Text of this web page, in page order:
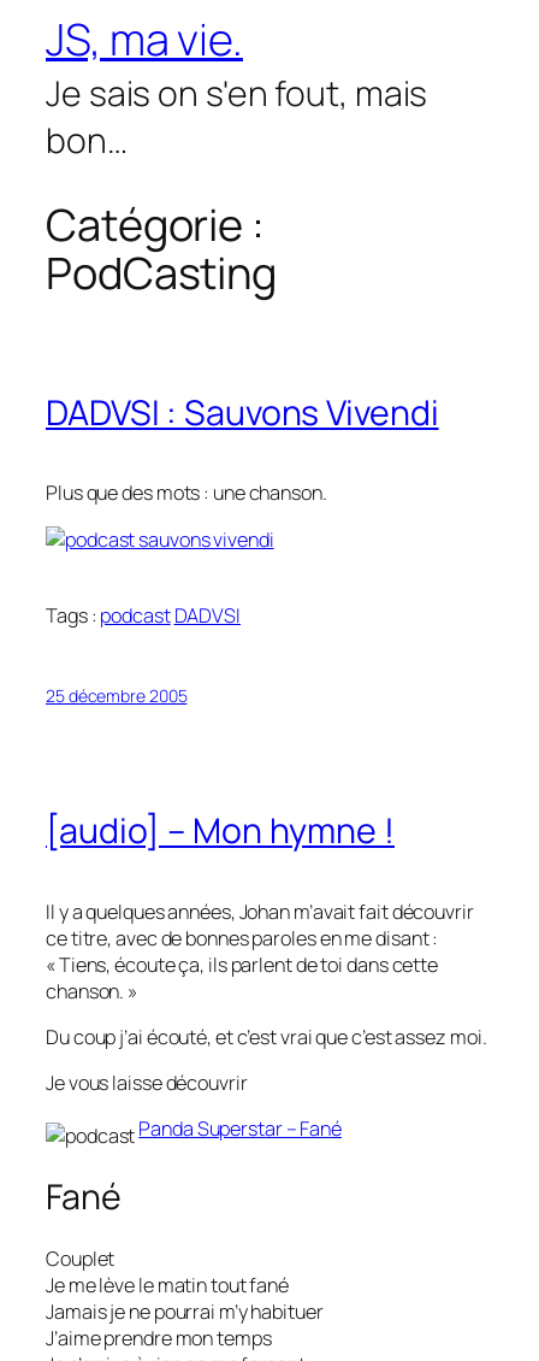
contenu
JS, ma vie.
Je sais on s'en fout, mais
bon…
Catégorie :
PodCasting
DADVSI : Sauvons Vivendi
Plus que des mots : une chanson.
Tags : podcastDADVSI
25 décembre 2005
[audio] – Mon hymne !
Il y a quelques années, Johan m’avait fait découvrir
ce titre, avec de bonnes paroles en me disant :
« Tiens, écoute ça, ils parlent de toi dans cette
chanson. »
Du coup j’ai écouté, et c’est vrai que c’est assez moi.
Je vous laisse découvrir
Panda Superstar – Fané
Fané
Couplet
Je me lève le matin tout fané
Jamais je ne pourrai m’y habituer
J’aime prendre mon temps